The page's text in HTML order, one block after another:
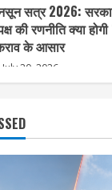
सत्र 2026:
की रणनीति क्या
के आसार
July 20, 2026